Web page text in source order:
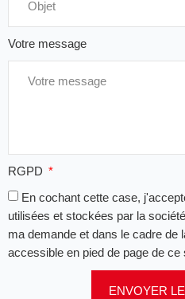
Votre message
RGPD
En cochant cette case,
utilisées et stockées par la
ma demande et dans le cadre de
accessible en pied de page de ce
ENVOYER